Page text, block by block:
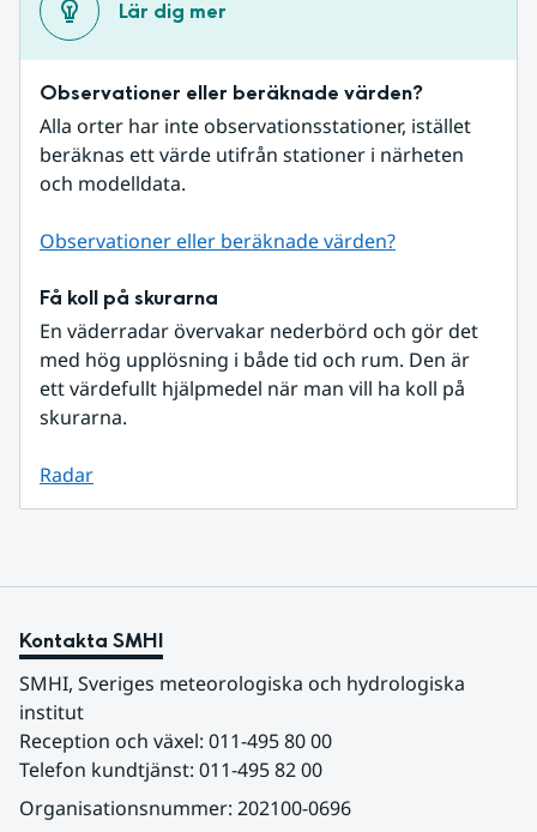
Lär dig mer
Observationer eller beräknade värden?
Alla orter har inte observationsstationer, istället
beräknas ett värde utifrån stationer i närheten
och modelldata.
Observationer eller beräknade värden?
Få koll på skurarna
En väderradar övervakar nederbörd och gör det
med hög upplösning i både tid och rum. Den är
ett värdefullt hjälpmedel när man vill ha koll på
skurarna.
Radar
Kontakta SMHI
SMHI, Sveriges meteorologiska och hydrologiska
institut
Reception och växel: 011-495 80 00
Telefon kundtjänst: 011-495 82 00
Organisationsnummer: 202100-0696